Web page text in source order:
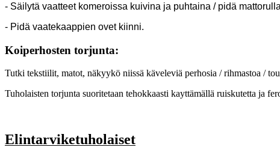
- Säilytä vaatteet komeroissa kuivina ja puhtaina / pidä
- Pidä vaatekaappien ovet kiinni.
Koiperhosten torjunta:
Tutki tekstiilit, matot, näkyykö niissä käveleviä perhosia / rihmastoa /
Tuholaisten torjunta suoritetaan tehokkaasti kayttämällä ruiskutetta ja
Elintarviketuholaiset